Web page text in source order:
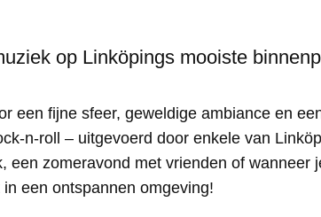
op Linköpings mooiste
een fijne sfeer, geweldige ambiance en
n-roll – uitgevoerd door enkele van
een zomeravond met vrienden of wanneer
een ontspannen omgeving!